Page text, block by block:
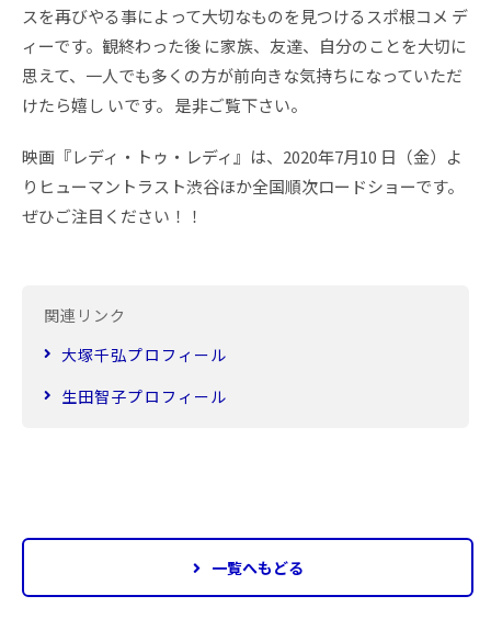
スを再びやる事によって大切なものを見つけるスポ根コメ デ
ィーです。観終わった後 に家族、友達、自分のことを大切に
思えて、一人でも多くの方が前向きな気持ちになっていただ
けたら嬉し いです。 是非ご覧下さい。
映画『レディ・トゥ・レディ』は、2020年7月10 日（金）よ
りヒューマントラスト渋谷ほか全国順次ロードショーです。
ぜひご注目ください！！
関連リンク
大塚千弘プロフィール
生田智子プロフィール
一覧へもどる